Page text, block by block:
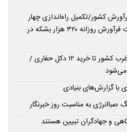
کشور/تکمیل راه‌اندازی چهار
ردیف نفتی CTEP با ظرفیت فرآورش روزانه ۳۲۰ هزار بشکه در
پتروایران از توسعه میادین غرب کشور تا خرید ۱۲ دکل حفاری /
می‌شود
با گزارش‌های بنیادی
صباانرژی به مناسبت روز خبرنگار
و جهادگران تبیین هستند